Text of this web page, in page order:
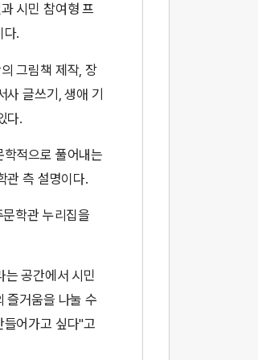
시민 참여형 프
다.
그림책 제작, 장
사 글쓰기, 생애 기
다.
적으로 풀어내는
관 측 설명이다.
학관 누리집을
는 공간에서 시민
즐거움을 나눌 수
들어가고 싶다"고